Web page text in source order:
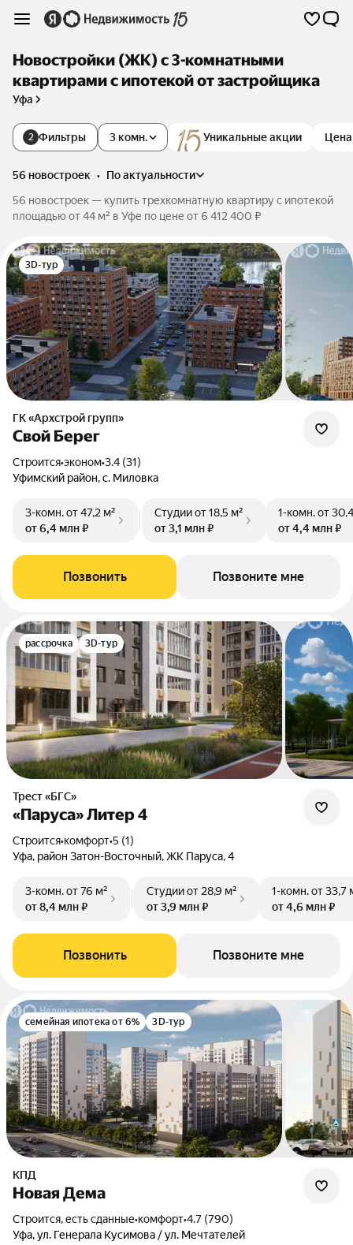
Новостройки (ЖК) с 3-комнатными
квартирами с ипотекой от застройщика
Уфа
2 Фильтры Уникальные акции Цена
3 комн.
56 новостроек •
по актуальности
56 новостроек — купить трехкомнатную квартиру с ипотекой
площадью от 44 м² в Уфе по цене от 6 412 400 ₽
3D-тур
ГК «Архстрой групп»
Свой Берег
Строится•эконом•3.4 (31)
Уфимский район, с. Миловка
3-комн.от 47,2 м²
от 6,4 млн ₽
Студииот 18,5 м²
от 3,1 млн ₽
1-комн.от
от 4,4 млн ₽
Позвонить Позвоните мне
рассрочка 3D-тур
Трест «БГС»
«Паруса» Литер 4
Строится•комфорт•5 (1)
Уфа, район Затон-Восточный, ЖК Паруса, 4
3-комн.от 76 м²
от 8,4 млн ₽
Студииот 28,9 м²
от 3,9 млн ₽
1-комн.от 33,7
от 4,6 млн ₽
Позвонить Позвоните мне
семейная ипотека от 6% 3D-тур
КПД
Новая Дема
Строится, есть сданные•комфорт•4.7 (790)
Уфа, ул. Генерала Кусимова / ул. Мечтателей